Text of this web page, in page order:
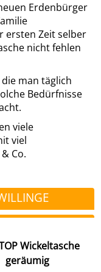
Erdenbürger
ersten Zeit selber
nicht fehlen
man täglich
Bedürfnisse
viele
viel
& Co.
Wickeltasche
geräumig